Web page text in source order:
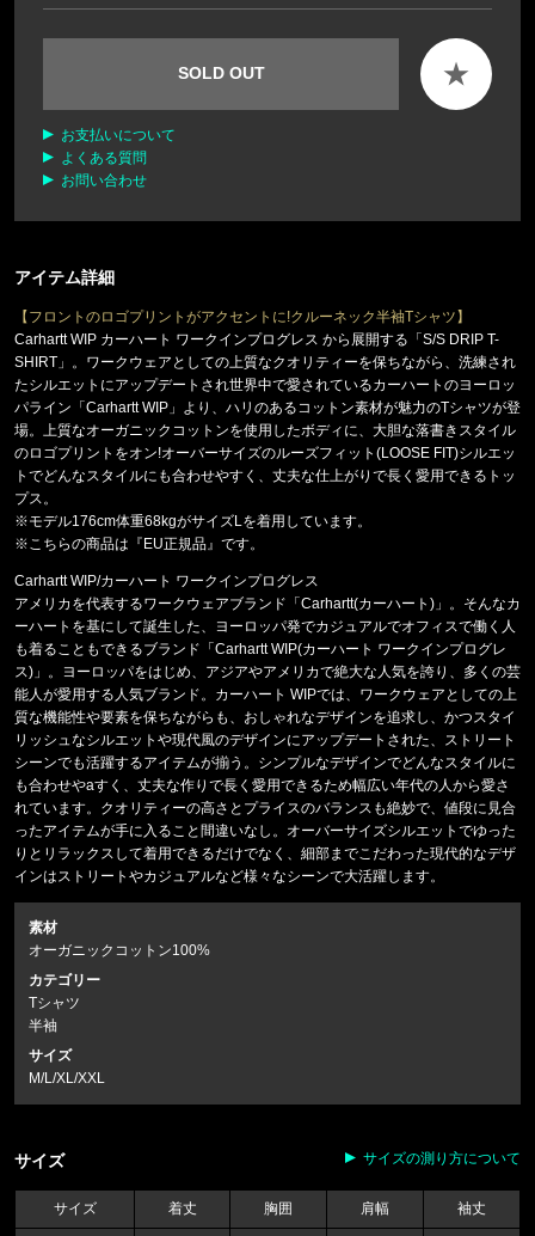
SOLD OUT ★
お支払いについて
よくある質問
お問い合わせ
アイテム詳細
【フロントのロゴプリントがアクセントに!クルーネック半袖Tシャツ】
Carhartt WIP カーハート ワークインプログレス から展開する「S/S DRIP T-
SHIRT」。ワークウェアとしての上質なクオリティーを保ちながら、洗練され
たシルエットにアップデートされ世界中で愛されているカーハートのヨーロッ
パライン「Carhartt WIP」より、ハリのあるコットン素材が魅力のTシャツが登
場。上質なオーガニックコットンを使用したボディに、大胆な落書きスタイル
のロゴプリントをオン!オーバーサイズのルーズフィット(LOOSE FIT)シルエッ
トでどんなスタイルにも合わせやすく、丈夫な仕上がりで長く愛用できるトッ
プス。
※モデル176cm体重68kgがサイズLを着用しています。
※こちらの商品は『EU正規品』です。
Carhartt WIP/カーハート ワークインプログレス
アメリカを代表するワークウェアブランド「Carhartt(カーハート)」。そんなカ
ーハートを基にして誕生した、ヨーロッパ発でカジュアルでオフィスで働く人
も着ることもできるブランド「Carhartt WIP(カーハート ワークインプログレ
ス)」。ヨーロッパをはじめ、アジアやアメリカで絶大な人気を誇り、多くの芸
能人が愛用する人気ブランド。カーハート WIPでは、ワークウェアとしての上
質な機能性や要素を保ちながらも、おしゃれなデザインを追求し、かつスタイ
リッシュなシルエットや現代風のデザインにアップデートされた、ストリート
シーンでも活躍するアイテムが揃う。シンプルなデザインでどんなスタイルに
も合わせやaすく、丈夫な作りで長く愛用できるため幅広い年代の人から愛さ
れています。クオリティーの高さとプライスのバランスも絶妙で、値段に見合
ったアイテムが手に入ること間違いなし。オーバーサイズシルエットでゆった
りとリラックスして着用できるだけでなく、細部までこだわった現代的なデザ
インはストリートやカジュアルなど様々なシーンで大活躍します。
素材
オーガニックコットン100%
カテゴリー
Tシャツ
半袖
サイズ
M/L/XL/XXL
サイズ サイズの測り方について
サイズ 着丈 胸囲 肩幅 袖丈